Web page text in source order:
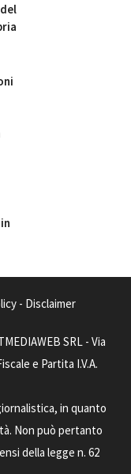
- Disclaimer
SRL - Via
e Partita I.V.A.
in quanto
Non può pertanto
della legge n. 62